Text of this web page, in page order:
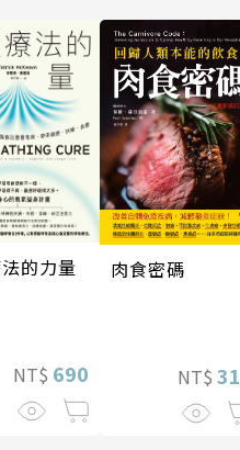
的力量
NT$ 690
肉食密碼
NT$